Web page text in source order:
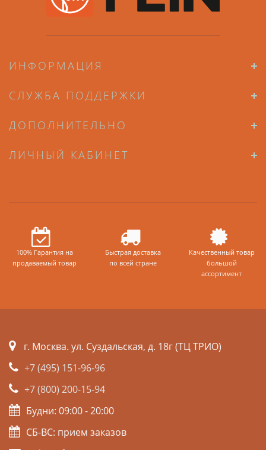
ИНФОРМАЦИЯ
СЛУЖБА ПОДДЕРЖКИ
ДОПОЛНИТЕЛЬНО
ЛИЧНЫЙ КАБИНЕТ
100% Гарантия на
продаваемый товар
Быстрая доставка
по всей стране
Качественный товар
большой
ассортимент
г. Москва. ул. Суздальская, д. 18г (ТЦ ТРИО)
+7 (495) 151-96-96
+7 (800) 200-15-94
Будни: 09:00 - 20:00
СБ-ВС: прием заказов